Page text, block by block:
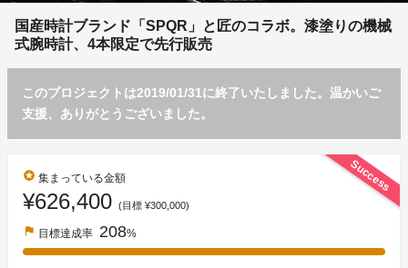
国産時計ブランド「SPQR」と匠のコラボ。漆塗りの機械
式腕時計、4本限定で先行販売
このプロジェクトは2019/01/31に終了いたしました。温かいご
支援、ありがとうございました。
Success
stars 集まっている金額
¥626,400 (目標 ¥300,000)
flag 目標達成率 208%